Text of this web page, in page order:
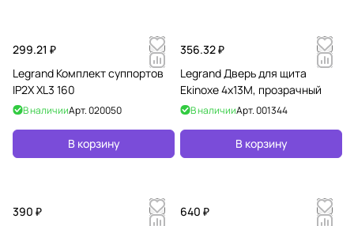
299.21 ₽
Legrand Комплект суппортов
IP2X XL3 160
В наличииАрт.020050
В корзину
356.32 ₽
Legrand Дверь для щита
Ekinoxe 4х13M, прозрачный
В наличииАрт.001344
В корзину
390 ₽
640 ₽